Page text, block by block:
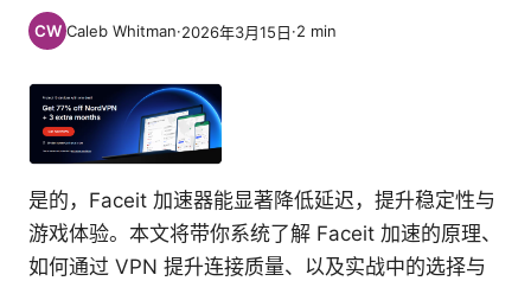
Caleb Whitman·2026年3月15日·2 min
是的，Faceit 加速器能显著降低延迟，提升稳定性与
游戏体验。本文将带你系统了解 Faceit 加速的原理、
如何通过 VPN 提升连接质量、以及实战中的选择与